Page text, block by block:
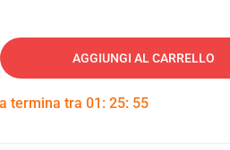
AGGIUNGI AL CARRELLO
termina tra 01 : 25: 55